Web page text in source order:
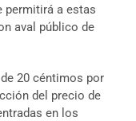
permitirá a estas
aval público de
20 céntimos por
del precio de
en los